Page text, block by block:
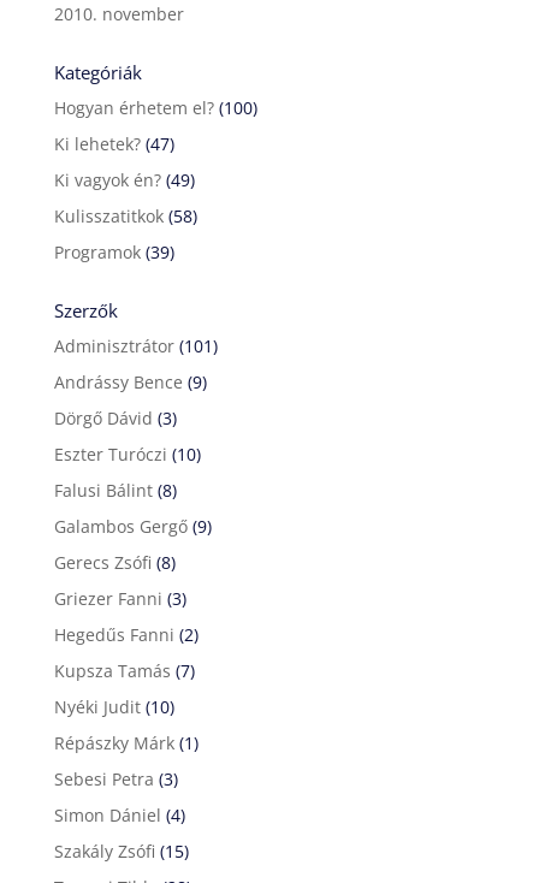
2010. november
Kategóriák
Hogyan érhetem el?(100)
Ki lehetek?(47)
Ki vagyok én?(49)
Kulisszatitkok(58)
Programok(39)
Szerzők
Adminisztrátor(101)
Andrássy Bence (9)
Dörgő Dávid (3)
Eszter Turóczi (10)
Falusi Bálint(8)
Galambos Gergő(9)
Gerecs Zsófi (8)
Griezer Fanni (3)
Hegedűs Fanni (2)
Kupsza Tamás (7)
Nyéki Judit(10)
Répászky Márk(1)
Sebesi Petra (3)
Simon Dániel (4)
Szakály Zsófi (15)